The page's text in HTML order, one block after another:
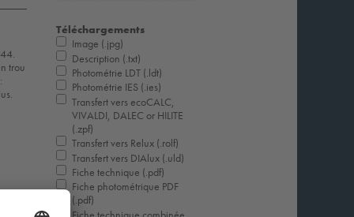
Téléchargements
Image (.jpg)
Description (.txt)
Photométrie LDT (.ldt)
Photométrie IES (.ies)
Transfert vers ecoCALC,
VIVALDI, DALEC or HILITE
(.zpf)
Transfert vers Relux (.rolf)
Transfert vers DIAlux (.uld)
Fiche technique (.pdf)
Fiche photométrique PDF
(.pdf)
trou